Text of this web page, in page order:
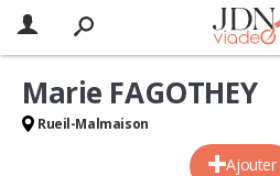
Ajouter
Marie FAGOTHEY
Rueil-Malmaison